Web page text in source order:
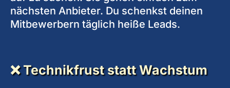
nächsten Anbieter. Du schenkst deinen
Mitbewerbern täglich heiße Leads.
❌ Technikfrust statt Wachstum